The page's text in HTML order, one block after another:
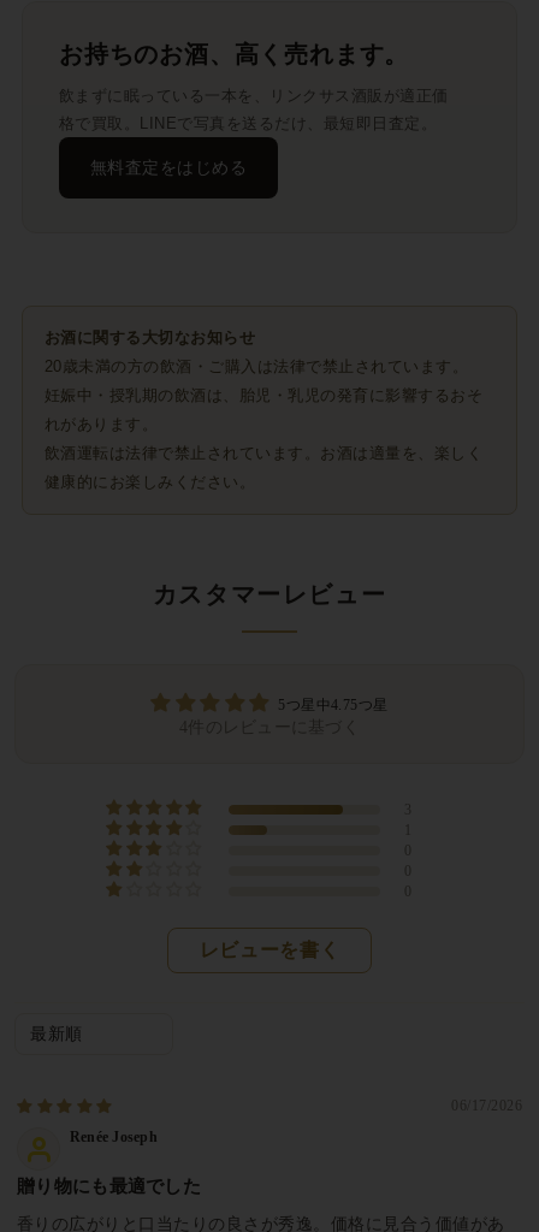
お持ちのお酒、高く売れます。
飲まずに眠っている一本を、リンクサス酒販が適正価
格で買取。LINEで写真を送るだけ、最短即日査定。
無料査定をはじめる
お酒に関する大切なお知らせ
20歳未満の方の飲酒・ご購入は法律で禁止されています。
妊娠中・授乳期の飲酒は、胎児・乳児の発育に影響するおそ
れがあります。
飲酒運転は法律で禁止されています。お酒は適量を、楽しく
健康的にお楽しみください。
カスタマーレビュー
5つ星中4.75つ星
4件のレビューに基づく
3
0
0
0
レビューを書く
Sort by
06/17/2026
Renée Joseph
贈り物にも最適でした
香りの広がりと口当たりの良さが秀逸。価格に見合う価値があ